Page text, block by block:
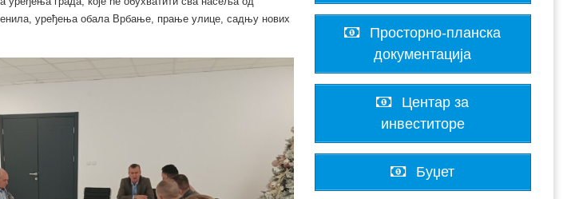
уређења обала Врбање, прање улице, садњу нових
Просторно-планска
документација
Центар за
инвеститоре
Буџет